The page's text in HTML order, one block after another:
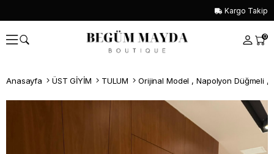
Kargo Takip
0
Anasayfa ÜST GİYİM TULUM